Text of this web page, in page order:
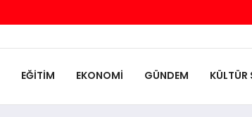
EĞİTİM EKONOMİ GÜNDEM KÜLTÜR